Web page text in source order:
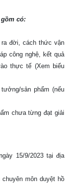
có:
đời, cách thức vận
công nghệ, kết quả
thực tế (Xem biểu
sản phẩm (nếu
chưa từng đạt giải
15/9/2023 tại địa
môn duyệt hồ